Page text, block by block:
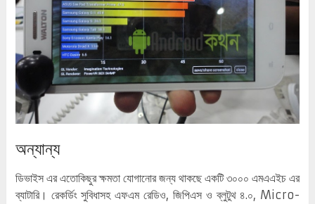
অন্যান্য
ডিভাইস এর এতোকিছুর ক্ষমতা যোগানোর জন্য থাকছে একটি ৩০০০ এমএএইচ এর
ব্যাটারি। রেকর্ডিং সুবিধাসহ এফএম রেডিও, জিপিএস ও ব্লুটুথ ৪.০, Micro-